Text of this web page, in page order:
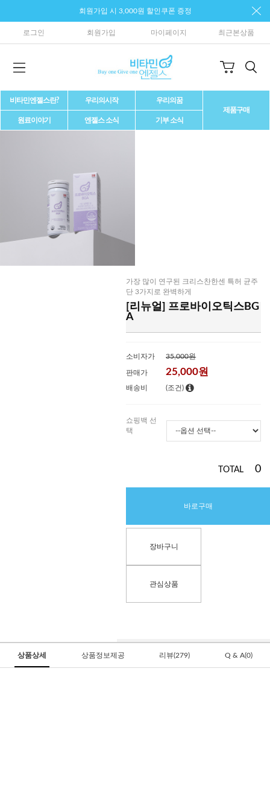
회원가입 시 3,000원 할인쿠폰 증정
로그인 회원가입 마이페이지 최근본상품
비타민엔젤스란? 우리의시작
우리의꿈
제품구매
원료이야기
엔젤스 소식 기부 소식
가장 많이 연구된 크리스찬한센 특허 균주
단 3가지로 완벽하게
[리뉴얼] 프로바이오틱스BG
A
소비자가 35,000원
판매가 25,000원
배송비 (조건)
쇼핑백 선
택
TOTAL 0
바로구매
장바구니
관심상품
상품상세 상품정보제공 리뷰(279) Q & A(0)